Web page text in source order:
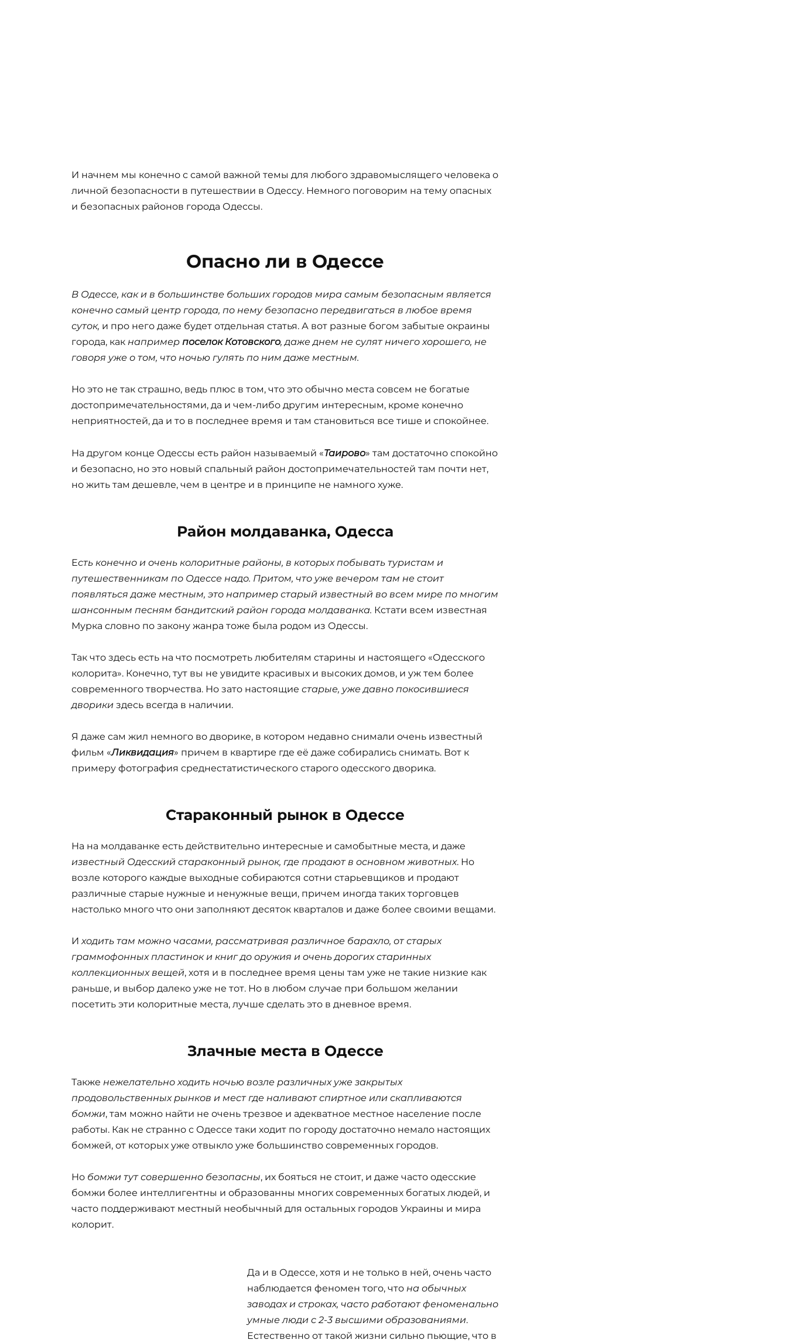
И начнем мы конечно с самой важной темы для любого здравомыслящего человека о
личной безопасности в путешествии в Одессу. Немного поговорим на тему опасных
и безопасных районов города Одессы.
Опасно ли в Одессе
В Одессе, как и в большинстве больших городов мира самым безопасным является
конечно самый центр города, по нему безопасно передвигаться в любое время
суток, и про него даже будет отдельная статья. А вот разные богом забытые окраины
города, как например поселок Котовского, даже днем не сулят ничего хорошего, не
говоря уже о том, что ночью гулять по ним даже местным.
Но это не так страшно, ведь плюс в том, что это обычно места совсем не богатые
достопримечательностями, да и чем-либо другим интересным, кроме конечно
неприятностей, да и то в последнее время и там становиться все тише и спокойнее.
На другом конце Одессы есть район называемый «Таирово» там достаточно спокойно
и безопасно, но это новый спальный район достопримечательностей там почти нет,
но жить там дешевле, чем в центре и в принципе не намного хуже.
Район молдаванка, Одесса
Есть конечно и очень колоритные районы, в которых побывать туристам и
путешественникам по Одессе надо. Притом, что уже вечером там не стоит
появляться даже местным, это например старый известный во всем мире по многим
шансонным песням бандитский район города молдаванка. Кстати всем известная
Мурка словно по закону жанра тоже была родом из Одессы.
Так что здесь есть на что посмотреть любителям старины и настоящего «Одесского
колорита». Конечно, тут вы не увидите красивых и высоких домов, и уж тем более
современного творчества. Но зато настоящие старые, уже давно покосившиеся
дворики здесь всегда в наличии.
Я даже сам жил немного во дворике, в котором недавно снимали очень известный
фильм «Ликвидация» причем в квартире где её даже собирались снимать. Вот к
примеру фотография среднестатистического старого одесского дворика.
Стараконный рынок в Одессе
На на молдаванке есть действительно интересные и самобытные места, и даже
известный Одесский стараконный рынок, где продают в основном животных. Но
возле которого каждые выходные собираются сотни старьевщиков и продают
различные старые нужные и ненужные вещи, причем иногда таких торговцев
настолько много что они заполняют десяток кварталов и даже более своими вещами.
Иходить там можно часами, рассматривая различное барахло, от старых
граммофонных пластинок и книг до оружия и очень дорогих старинных
коллекционных вещей, хотя и в последнее время цены там уже не такие низкие как
раньше, и выбор далеко уже не тот. Но в любом случае при большом желании
посетить эти колоритные места, лучше сделать это в дневное время.
Злачные места в Одессе
Также нежелательно ходить ночью возле различных уже закрытых
продовольственных рынков и мест где наливают спиртное или скапливаются
бомжи, там можно найти не очень трезвое и адекватное местное население после
работы. Как не странно с Одессе таки ходит по городу достаточно немало настоящих
бомжей, от которых уже отвыкло уже большинство современных городов.
Но бомжи тут совершенно безопасны, их бояться не стоит, и даже часто одесские
бомжи более интеллигентны и образованны многих современных богатых людей, и
часто поддерживают местный необычный для остальных городов Украины и мира
колорит.
Да и в Одессе, хотя и не только в ней, очень часто
наблюдается феномен того, что на обычных
заводах и строках, часто работают феноменально
умные люди с 2-3 высшими образованиями.
Естественно от такой жизни сильно пьющие, что в